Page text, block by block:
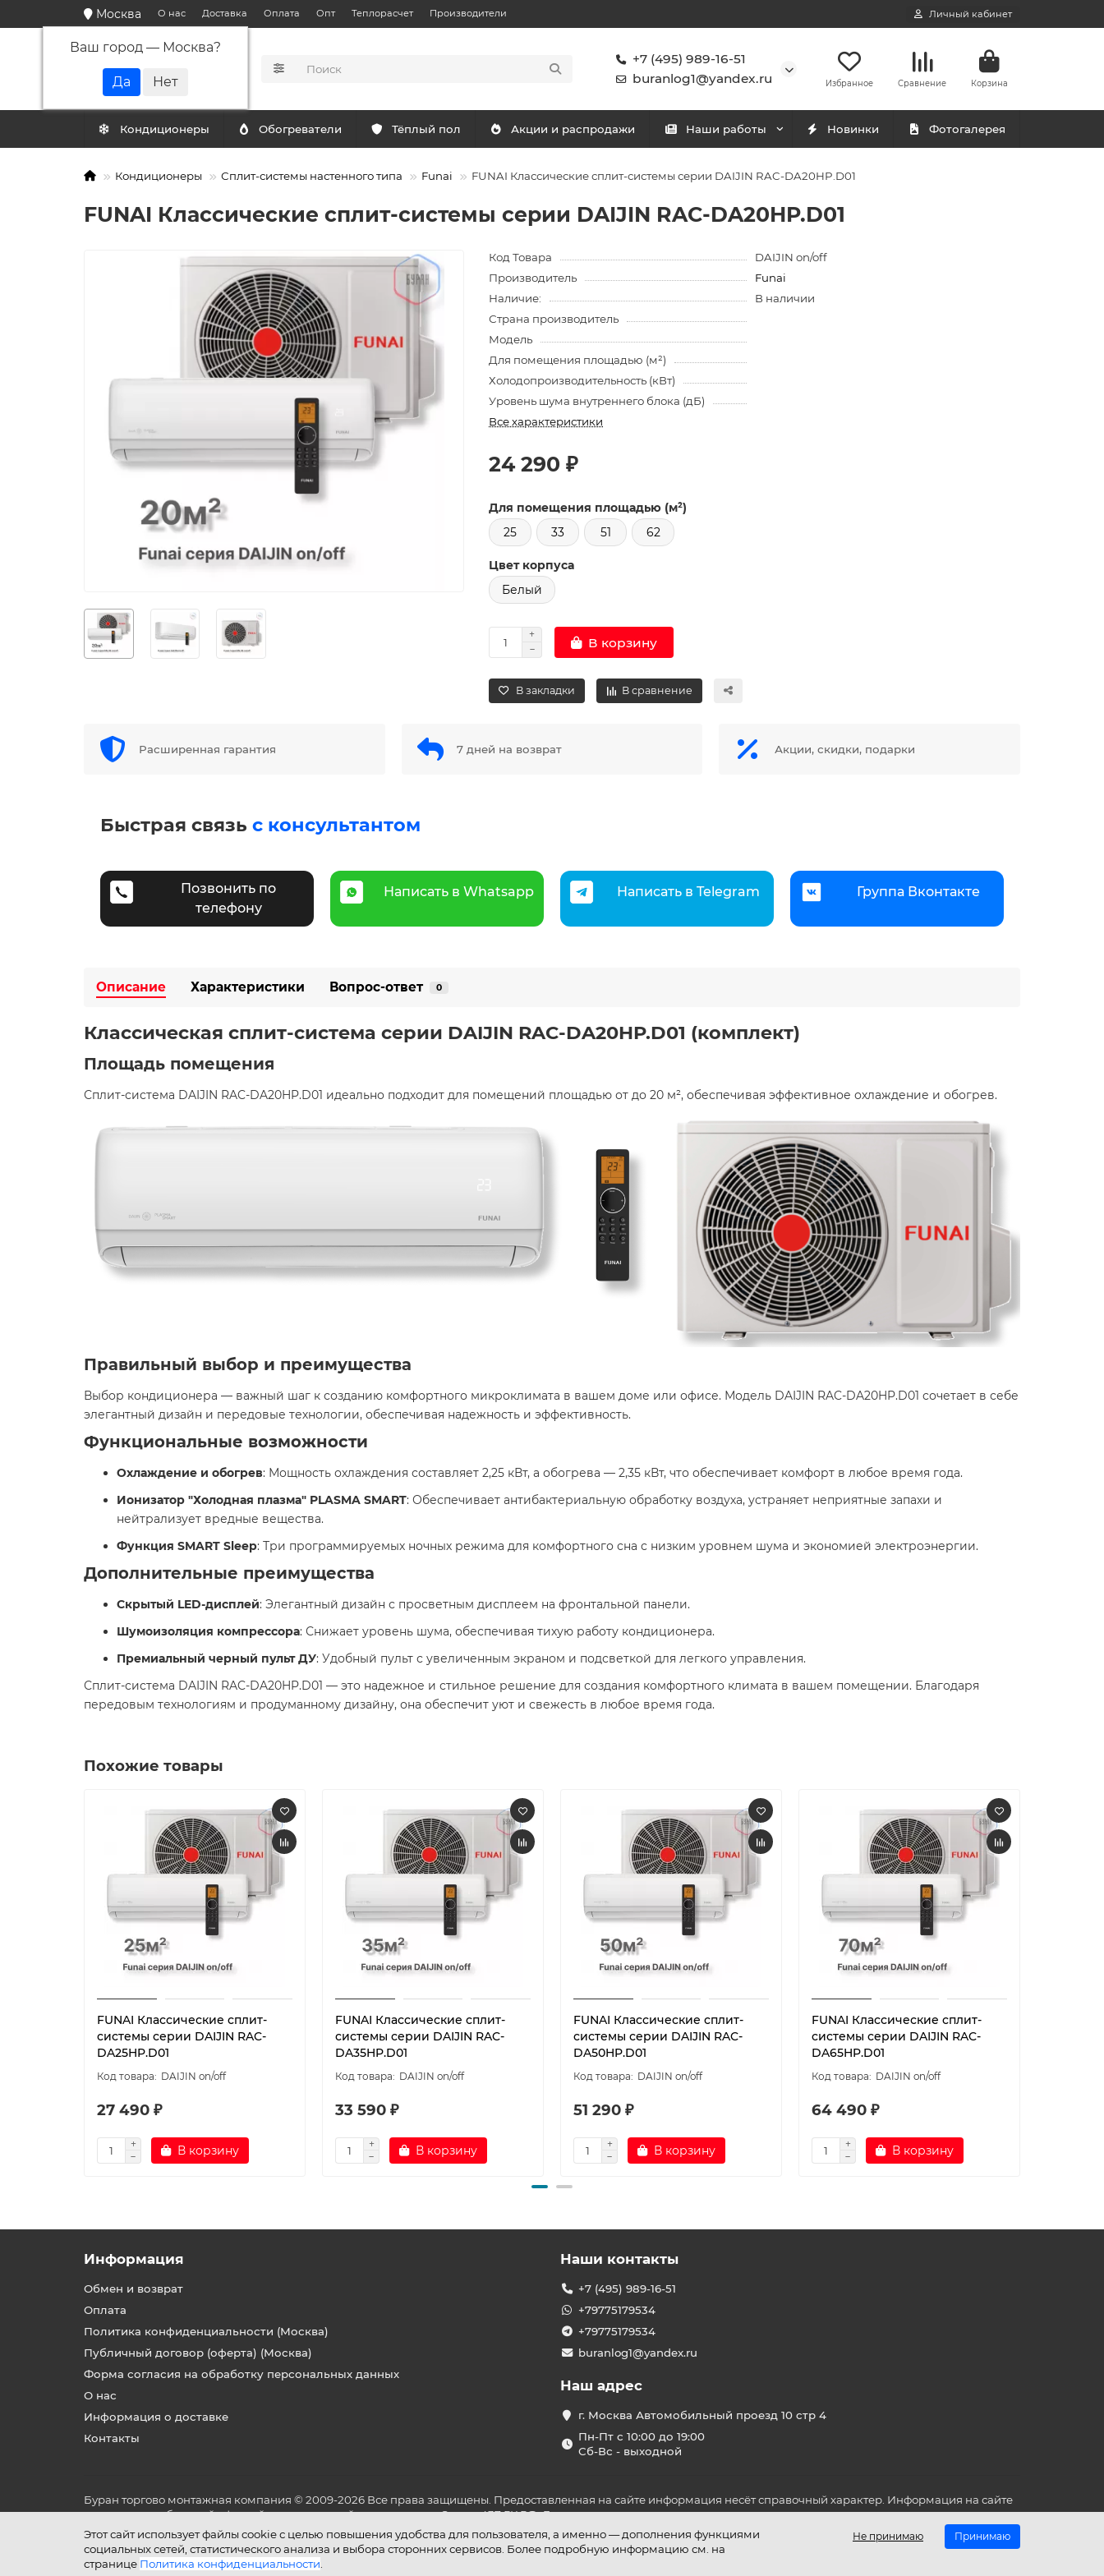
Москва
Ваш город — Москва?
О нас Доставка Оплата Опт Теплорасчет Производители Личный кабинет
+7 (495) 989-16-51
buranlog1@yandex.ru
Избранное Сравнение Корзина
Кондиционеры Обогреватели Тёплый пол Акции и распродажи Наши работы Новинки Фотогалерея
Кондиционеры Сплит-системы настенного типа Funai FUNAI Классические сплит-системы серии DAIJIN RAC-DA20HP.D01
FUNAI Классические сплит-системы серии DAIJIN RAC-DA20HP.D01
Код Товара
DAIJIN on/off
Производитель
Funai
Наличие:
В наличии
Страна производитель
Модель
Для помещения площадью (м²)
Холодопроизводительность (кВт)
Уровень шума внутреннего блока (дБ)
Все характеристики
24 290 ₽
Для помещения площадью (м²)
25
33 51 62
Цвет корпуса
Белый
В корзину
В закладки В сравнение
Расширенная гарантия 7 дней на возврат Акции, скидки, подарки
Быстрая связь с консультантом
Позвонить по
телефону
Написать в Whatsapp Написать в Telegram Группа Вконтакте
Описание Характеристики Вопрос-ответ 0
Классическая сплит-система серии DAIJIN RAC-DA20HP.D01 (комплект) ️
Площадь помещения
Сплит-система DAIJIN RAC-DA20HP.D01 идеально подходит для помещений площадью от до 20 м², обеспечивая эффективное охлаждение и обогрев. ​
Правильный выбор и преимущества
Выбор кондиционера — важный шаг к созданию комфортного микроклимата в вашем доме или офисе. Модель DAIJIN RAC-DA20HP.D01 сочетает в себе
элегантный дизайн и передовые технологии, обеспечивая надежность и эффективность. ​
Функциональные возможности
Охлаждение и обогрев: Мощность охлаждения составляет 2,25 кВт, а обогрева — 2,35 кВт, что обеспечивает комфорт в любое время года. ​
Ионизатор "Холодная плазма" PLASMA SMART: Обеспечивает антибактериальную обработку воздуха, устраняет неприятные запахи и
нейтрализует вредные вещества. ​
Функция SMART Sleep: Три программируемых ночных режима для комфортного сна с низким уровнем шума и экономией электроэнергии. ​
Дополнительные преимущества
Скрытый LED-дисплей: Элегантный дизайн с просветным дисплеем на фронтальной панели. ​
Шумоизоляция компрессора: Снижает уровень шума, обеспечивая тихую работу кондиционера. ​
Премиальный черный пульт ДУ: Удобный пульт с увеличенным экраном и подсветкой для легкого управления.
Сплит-система DAIJIN RAC-DA20HP.D01 — это надежное и стильное решение для создания комфортного климата в вашем помещении. Благодаря
передовым технологиям и продуманному дизайну, она обеспечит уют и свежесть в любое время года.
Похожие товары
FUNAI Классические сплит-
системы серии DAIJIN RAC-
DA25HP.D01
DAIJIN on/off
27 490 ₽
В корзину
FUNAI Классические сплит-
системы серии DAIJIN RAC-
DA35HP.D01
DAIJIN on/off
33 590 ₽
В корзину
FUNAI Классические сплит-
системы серии DAIJIN RAC-
DA50HP.D01
DAIJIN on/off
51 290 ₽
В корзину
FUNAI Классические сплит-
системы серии DAIJIN RAC-
DA65HP.D01
DAIJIN on/off
64 490 ₽
В корзину
Этот сайт использует файлы cookie с целью повышения удобства для пользователя, а именно — дополнения функциями
социальных сетей, статистического анализа и выбора сторонних сервисов. Более подробную информацию см. на
странице Политика конфиденциальности
Не принимаю Принимаю
Информация
Обмен и возврат
Оплата
Политика конфиденциальности (Москва)
Публичный договор (оферта) (Москва)
Форма согласия на обработку персональных данных
О нас
Информация о доставке
Контакты
Наши контакты
+7 (495) 989-16-51
+79775179534
+79775179534
buranlog1@yandex.ru
Наш адрес
г. Москва Автомобильный проезд 10 стр 4
Пн-Пт с 10:00 до 19:00
Сб-Вс - выходной
Буран торгово монтажная компания © 2009-2026 Все права защищены. Предоставленная на сайте информация несёт справочный характер. Информация на сайте
не является публичной офертой, определяемой положениями Статьи 437 ГК РФ. До оплаты товара удостоверьтесь во всех для вас важных характеристиках в товаре
и условиях его эксплуатации.